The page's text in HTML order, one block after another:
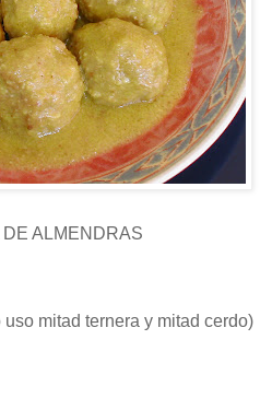
ALMENDRAS
mitad ternera y mitad cerdo)